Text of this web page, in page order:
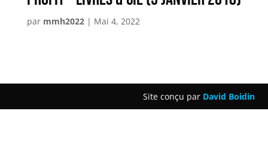
par mmh2022| Mai 4, 2022
Site conçu par David Boidin